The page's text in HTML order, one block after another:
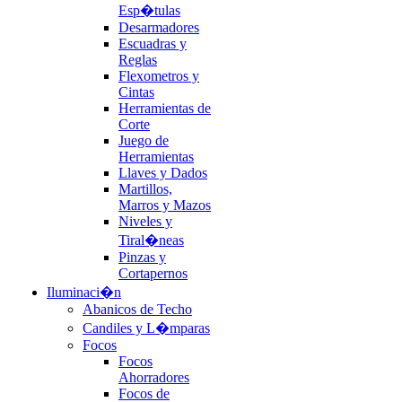
Esp�tulas
Desarmadores
Escuadras y
Reglas
Flexometros y
Cintas
Herramientas de
Corte
Juego de
Herramientas
Llaves y Dados
Martillos,
Marros y Mazos
Niveles y
Tiral�neas
Pinzas y
Cortapernos
Iluminaci�n
Abanicos de Techo
Candiles y L�mparas
Focos
Focos
Ahorradores
Focos de